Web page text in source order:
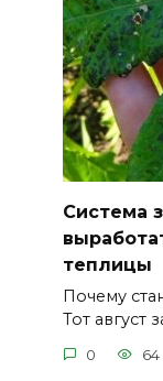
Система
теплицы
Почему
Тот август
0 64